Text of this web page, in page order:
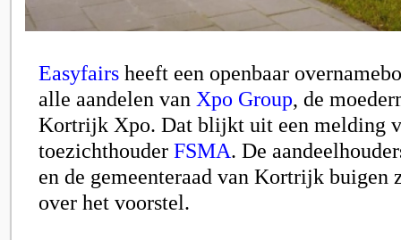
Easyfairs heeft een openbaar
alle aandelen van Xpo Group, de
Kortrijk Xpo. Dat blijkt uit een melding
toezichthouder FSMA. De
en de gemeenteraad van Kortrijk buigen
over het voorstel.